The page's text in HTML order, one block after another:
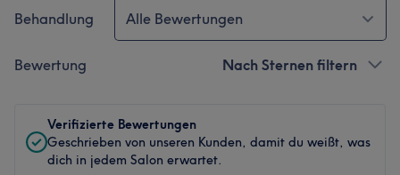
Behandlung Alle Bewertungen
Bewertung Nach Sternen filtern
Verifizierte Bewertungen
Geschrieben von unseren Kunden, damit du weißt, was
dich in jedem Salon erwartet.